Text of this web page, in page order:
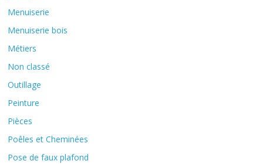
Menuiserie
Menuiserie bois
Métiers
Non classé
Outillage
Peinture
Pièces
Poêles et Cheminées
Pose de faux plafond